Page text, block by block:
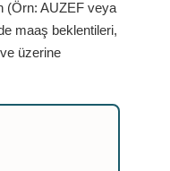
(Örn: AUZEF veya
maaş beklentileri,
üzerine